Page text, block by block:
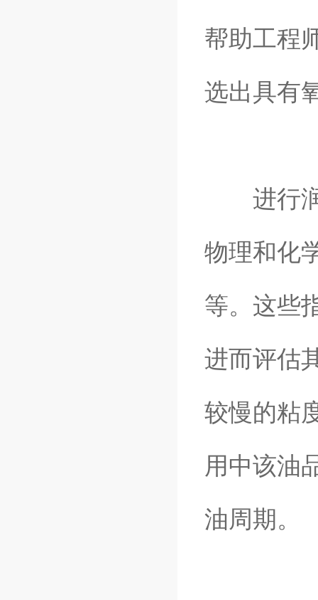
帮助工程
选出具有
进行润
物理和化
等。这些
进而评估
较慢的粘
用中该油
油周期。